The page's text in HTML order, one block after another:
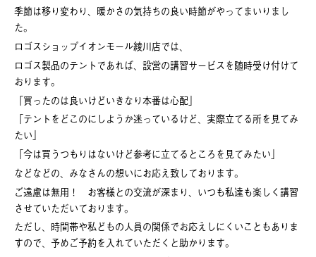
季節は移り変わり、暖かさの気持ちの良い時節がやってまいりまし
た。
ロゴスショップイオンモール綾川店では、
ロゴス製品のテントであれば、設営の講習サービスを随時受け付けて
おります。
「買ったのは良いけどいきなり本番は心配」
「テントをどこのにしようか迷っているけど、実際立てる所を見てみ
たい」
「今は買うつもりはないけど参考に立てるところを見てみたい」
などなどの、みなさんの想いにお応え致しております。
ご遠慮は無用！ お客様との交流が深まり、いつも私達も楽しく講習
させていただいております。
ただし、時間帯や私どもの人員の関係でお応えしにくいこともありま
すので、予めご予約を入れていただくと助かります。